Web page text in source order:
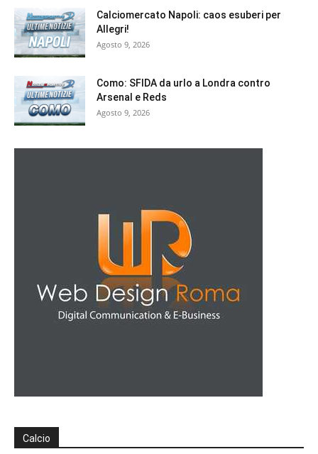
Calciomercato Napoli: caos esuberi per
Allegri!
Agosto 9, 2026
Como: SFIDA da urlo a Londra contro
Arsenal e Reds
Agosto 9, 2026
Calcio